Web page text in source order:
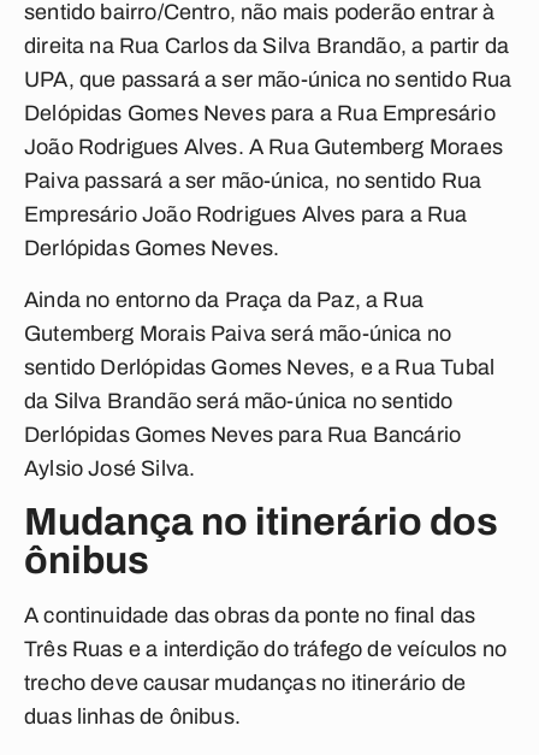
sentido bairro/Centro, não mais poderão entrar à
direita na Rua Carlos da Silva Brandão, a partir da
UPA, que passará a ser mão-única no sentido Rua
Delópidas Gomes Neves para a Rua Empresário
João Rodrigues Alves. A Rua Gutemberg Moraes
Paiva passará a ser mão-única, no sentido Rua
Empresário João Rodrigues Alves para a Rua
Derlópidas Gomes Neves.
Ainda no entorno da Praça da Paz, a Rua
Gutemberg Morais Paiva será mão-única no
sentido Derlópidas Gomes Neves, e a Rua Tubal
da Silva Brandão será mão-única no sentido
Derlópidas Gomes Neves para Rua Bancário
Aylsio José Silva.
Mudança no itinerário dos
ônibus
A continuidade das obras da ponte no final das
Três Ruas e a interdição do tráfego de veículos no
trecho deve causar mudanças no itinerário de
duas linhas de ônibus.